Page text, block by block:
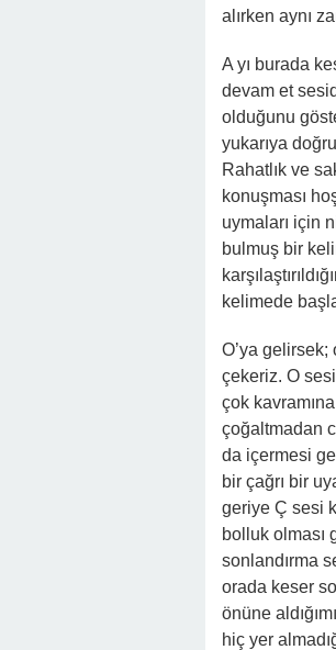
alırken aynı
A yı burada
devam et
olduğunu
yukarıya
Rahatlık ve
konuşması
uymaları için
bulmuş bir
kelimede
O’ya
çekeriz. O
çok
çoğaltmadan
da içermesi
bir çağrı bir
geriye Ç sesi
bolluk olması
sonlandırma
orada keser
önüne
hiç yer